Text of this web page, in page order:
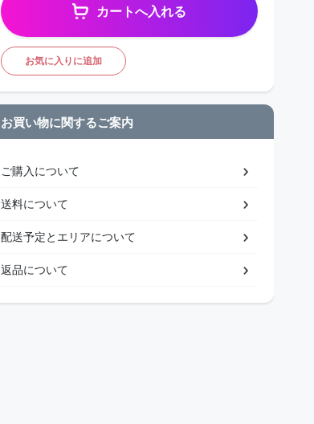
カートへ入れる
お気に入りに追加
お買い物に関するご案内
ご購入について
送料について
配送予定とエリアについて
返品について